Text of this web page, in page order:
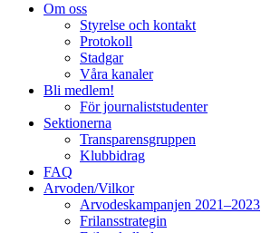
Om oss
Styrelse och kontakt
Protokoll
Stadgar
Våra kanaler
Bli medlem!
För journaliststudenter
Sektionerna
Transparensgruppen
Klubbidrag
FAQ
Arvoden/Vilkor
Arvodeskampanjen 2021–2023
Frilansstrategin